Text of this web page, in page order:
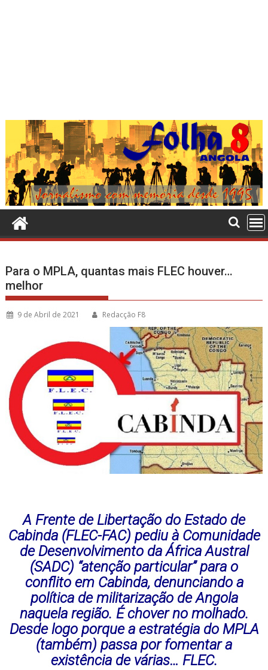
Para o MPLA, quantas mais FLEC houver…
melhor
9 de Abril de 2021 Redacção F8
A Frente de Libertação do Estado de
Cabinda (FLEC-FAC) pediu à Comunidade
de Desenvolvimento da África Austral
(SADC) “atenção particular” para o
conflito em Cabinda, denunciando a
política de militarização de Angola
naquela região. É chover no molhado.
Desde logo porque a estratégia do MPLA
(também) passa por fomentar a
existência de várias… FLEC.